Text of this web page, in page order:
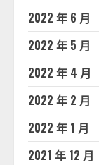
2022 年 6 月
2022 年 5 月
2022 年 4 月
2022 年 2 月
2022 年 1 月
2021 年 12 月